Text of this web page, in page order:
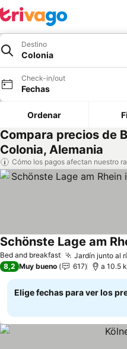
Destino
Colonia
Check-in/out
Fechas
Ordenar
Compara precios de
Colonia, Alemania
Cómo los pagos afectan nuestro
Bed and breakfast Jardín junto al
Ver precios
8,2 Muy bueno 617 a 10.5
Elige fechas para ver los